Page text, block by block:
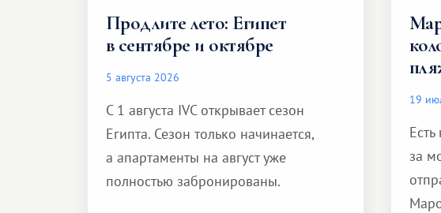
Продлите лето: Египет
в сентябре и октябре
5 августа 2026
С 1 августа IVC открывает сезон
Египта. Сезон только начинается,
а апартаменты на август уже
полностью забронированы.
19
за